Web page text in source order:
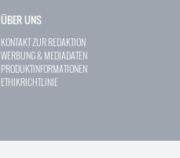
ÜBER UNS
KONTAKT ZUR REDAKTION
WERBUNG & MEDIADATEN
PRODUKTINFORMATIONEN
ETHIKRICHTLINIE